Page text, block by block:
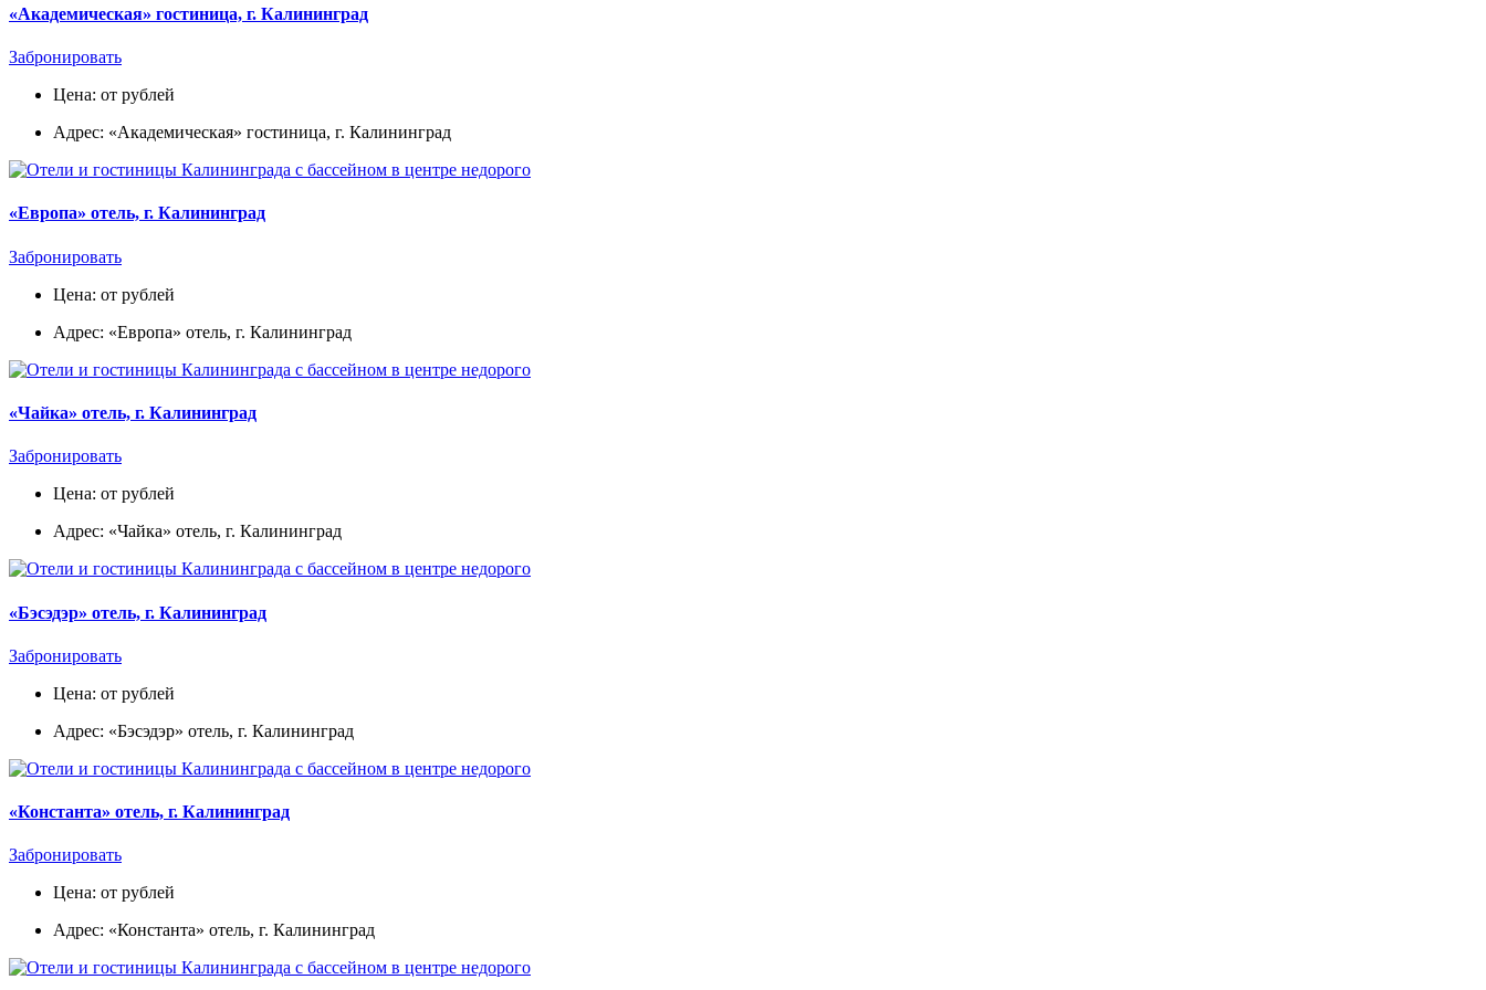
«Академическая» гостиница, г. Калининград
Забронировать
Цена: от рублей
Адрес: «Академическая» гостиница, г. Калининград
«Европа» отель, г. Калининград
Забронировать
Цена: от рублей
Адрес: «Европа» отель, г. Калининград
«Чайка» отель, г. Калининград
Забронировать
Цена: от рублей
Адрес: «Чайка» отель, г. Калининград
«Бэсэдэр» отель, г. Калининград
Забронировать
Цена: от рублей
Адрес: «Бэсэдэр» отель, г. Калининград
«Константа» отель, г. Калининград
Забронировать
Цена: от рублей
Адрес: «Константа» отель, г. Калининград